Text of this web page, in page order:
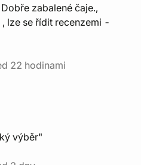
zabalené čaje.,
lze se řídit recenzemi -
22 hodinami
výběr"